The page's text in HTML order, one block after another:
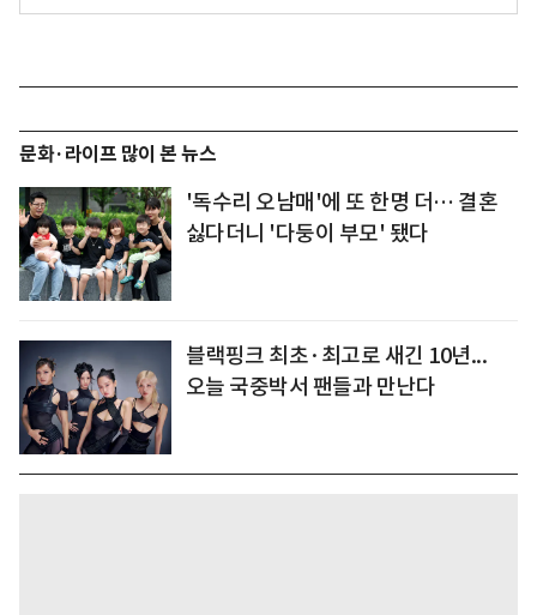
문화·라이프 많이 본 뉴스
'독수리 오남매'에 또 한명 더… 결혼
싫다더니 '다둥이 부모' 됐다
블랙핑크 최초·최고로 새긴 10년...
오늘 국중박서 팬들과 만난다